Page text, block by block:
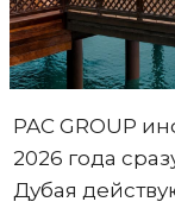
PAC GROUP
2026 года
Дубая